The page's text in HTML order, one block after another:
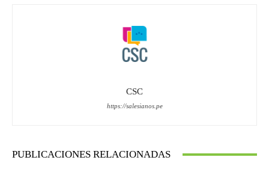
CSC
https://salesianos.pe
PUBLICACIONES RELACIONADAS